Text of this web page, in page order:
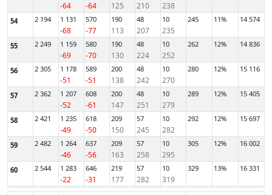
-64 -64 125 210 238
54 2 194 1 131
-68
570
-77
190
113
48
207
10
235
245 11% 14 574
55 2 249 1 159
-69
580
-70
190
130
48
224
10
252
262 12% 14 836
56 2 305 1 178
-51
589
-51
200
138
48
242
10
270
280 12% 15 116
57 2 362 1 207
-52
608
-61
200
147
48
251
10
279
289 12% 15 405
58 2 421 1 235
-49
618
-50
209
150
57
245
10
282
292 12% 15 697
59 2 482 1 264
-46
637
-56
209
163
57
258
10
295
305 12% 16 002
60 2 544 1 283
-22
646
-31
219
177
57
282
10
319
329 13% 16 331